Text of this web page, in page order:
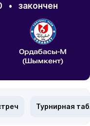
• закончен
Ордабасы-М
(Шымкент)
Турнирная